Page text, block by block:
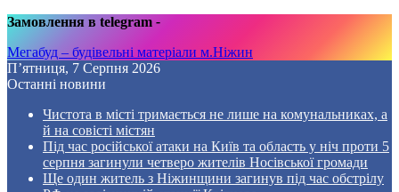
Замовлення в telegram -
Мегабуд – будівельні матеріали м.Ніжин
П’ятниця, 7 Серпня 2026
Останні новини
Чистота в місті тримається не лише на комунальниках, а
й на совісті містян
Під час російської атаки на Київ та область у ніч проти 5
серпня загинули четверо жителів Носівської громади
Ще один житель з Ніжинщини загинув під час обстрілу